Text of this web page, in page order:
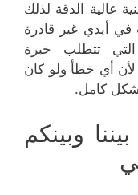
عالية الدقة لذلك
أيدي غير قادرة
تتطلب خبرة
لأن أي خطأ ولو كان
كامل.
وبينكم